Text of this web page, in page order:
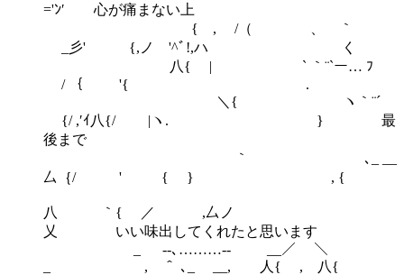
='ﾝ′ 心が痛まない上
{ , /（ 、 ｀
_彡' {,ノ '^ﾞ!,ハ く
八{ | ` ｀¨`ー… ﾌ
/ ｛ '{ .
＼{ ヽ｀¨´
{/ ,′ｲ八{/ |ヽ. } 最
後まで
｀ ､_ __
厶｛/ ' { } , {
八 ｀{ ／ ,厶ノ
乂 いい味出してくれたと思います
_ -‐､………‐- __／ ＼
_ , ＾ ､_ __, 人{ , 八{